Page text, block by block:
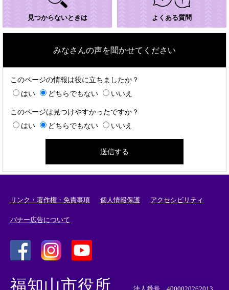
見つからないときは よくある質問
みなさんの声を聞かせてください
このページの情報は役に立ちましたか？
はい
どちらでもない いいえ
このページは見つけやすかったですか？
はい
どちらでもない いいえ
リンク・著作権・免責事項 個人情報保護 アクセシビリティ
バナー広告について
外
部
外
外
部
福知山市役所